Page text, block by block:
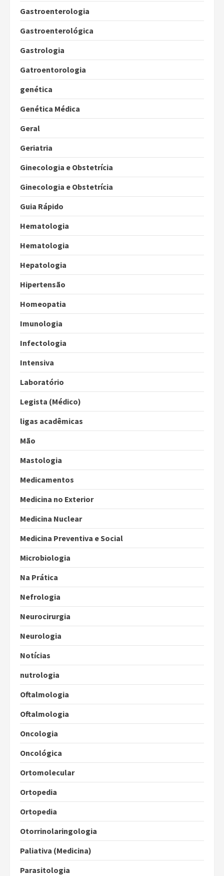
Gastroenterologia
Gastroenterológica
Gastrologia
Gatroentorologia
genética
Genética Médica
Geral
Geriatria
Ginecologia e Obstetrícia
Ginecologia e Obstetrícia
Guia Rápido
Hematologia
Hematologia
Hepatologia
Hipertensão
Homeopatia
Imunologia
Infectologia
Intensiva
Laboratório
Legista (Médico)
ligas acadêmicas
Mão
Mastologia
Medicamentos
Medicina no Exterior
Medicina Nuclear
Medicina Preventiva e Social
Microbiologia
Na Prática
Nefrologia
Neurocirurgia
Neurologia
Notícias
nutrologia
Oftalmologia
Oftalmologia
Oncologia
Oncológica
Ortomolecular
Ortopedia
Ortopedia
Otorrinolaringologia
Paliativa (Medicina)
Parasitologia